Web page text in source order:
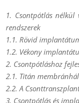
1. Csontpótlás nélkül
rendszerek
1.1. Rövid
1.2. Vékony
2. Csontpótláshoz
2.1. Titán
2.2. A
3. Csontpótlás és